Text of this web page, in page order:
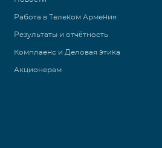
Работа в Телеком Армения
Результаты и отчётность
Комплаенс и Деловая этика
Акционерам